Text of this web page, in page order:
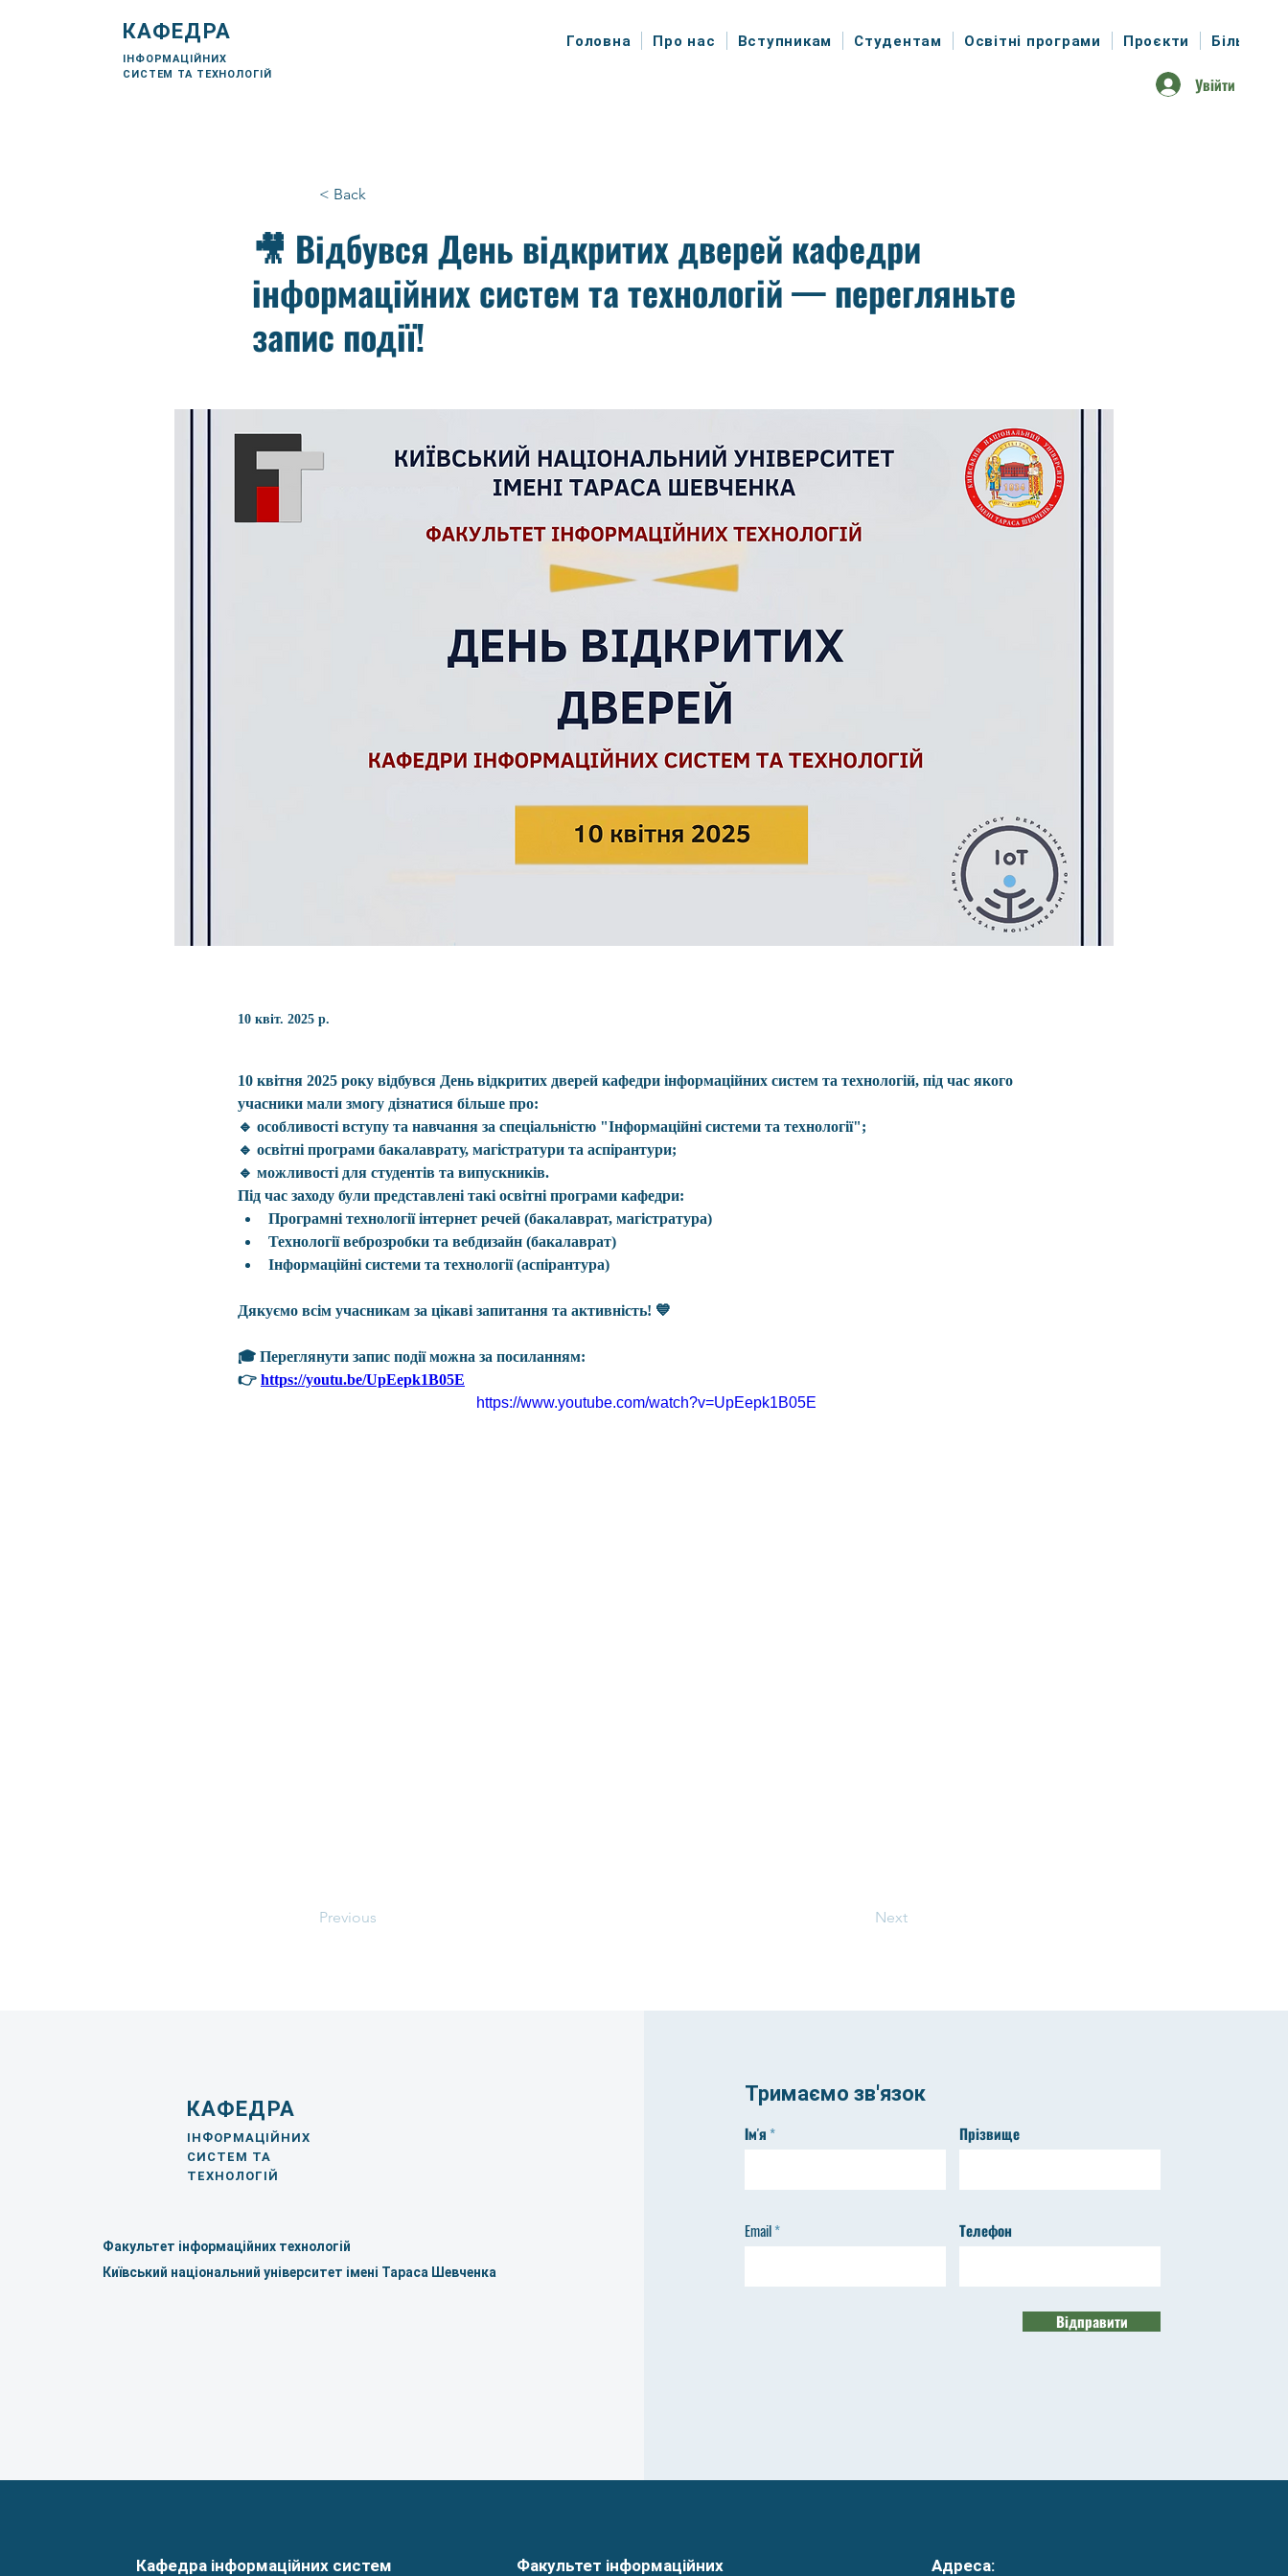
КАФЕДРА
ІНФОРМАЦІЙНИХ
СИСТЕМ ТА ТЕХНОЛОГІЙ
Головна Про нас Вступникам Студентам Освітні програми Проєкти Більше
Увійти
< Back
🎥 Відбувся День відкритих дверей кафедри
інформаційних систем та технологій — перегляньте
запис події!
10 квіт. 2025 р.
10 квітня 2025 року відбувся День відкритих дверей кафедри інформаційних систем та технологій, під час якого
учасники мали змогу дізнатися більше про:
🔹 особливості вступу та навчання за спеціальністю "Інформаційні системи та технології";
🔹 освітні програми бакалаврату, магістратури та аспірантури;
🔹 можливості для студентів та випускників.
Під час заходу були представлені такі освітні програми кафедри:
Програмні технології інтернет речей (бакалаврат, магістратура)
Технології веброзробки та вебдизайн (бакалаврат)
Інформаційні системи та технології (аспірантура)
Дякуємо всім учасникам за цікаві запитання та активність! 💙
🎓 Переглянути запис події можна за посиланням:
👉 https://youtu.be/UpEepk1B05E
https://www.youtube.com/watch?v=UpEepk1B05E
Previous Next
КАФЕДРА
ІНФОРМАЦІЙНИХ
СИСТЕМ ТА
ТЕХНОЛОГІЙ
Факультет інформаційних технологій
Київський національний університет імені Тараса Шевченка
Тримаємо зв'язок
Ім'я Прізвище
Email Телефон
Відправити
Кафедра інформаційних систем Факультет інформаційних Адреса: